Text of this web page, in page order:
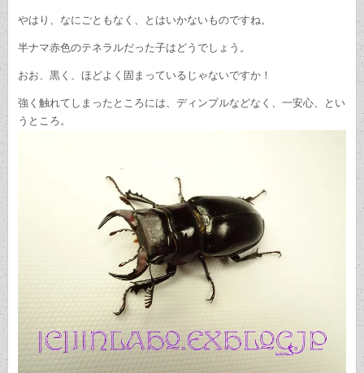
やはり、なにごともなく、とはいかないものですね。
半ナマ赤色のテネラルだった子はどうでしょう。
おお、黒く、ほどよく固まっているじゃないですか！
強く触れてしまったところには、ディンプルなどなく、一安心、とい
うところ。